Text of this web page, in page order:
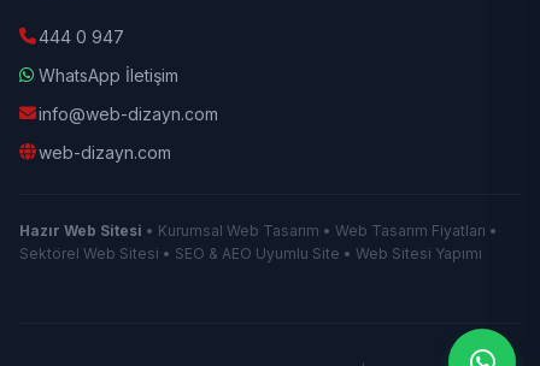
444 0 947
WhatsApp İletişim
info@web-dizayn.com
web-dizayn.com
Hazır Web Sitesi • Kurumsal Web Tasarım • Web Tasarım Fiyatları •
Sektörel Web Sitesi • SEO & AEO Uyumlu Site • Web Sitesi Yapımı